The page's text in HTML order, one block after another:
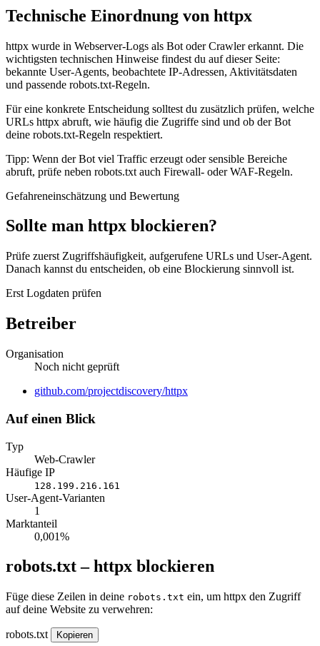
Technische Einordnung von httpx
httpx wurde in Webserver-Logs als Bot oder Crawler erkannt. Die
wichtigsten technischen Hinweise findest du auf dieser Seite:
bekannte User-Agents, beobachtete IP-Adressen, Aktivitätsdaten
und passende robots.txt-Regeln.
Für eine konkrete Entscheidung solltest du zusätzlich prüfen, welche
URLs httpx abruft, wie häufig die Zugriffe sind und ob der Bot
deine robots.txt-Regeln respektiert.
Tipp: Wenn der Bot viel Traffic erzeugt oder sensible Bereiche
abruft, prüfe neben robots.txt auch Firewall- oder WAF-Regeln.
Gefahreneinschätzung und Bewertung
Sollte man httpx blockieren?
Prüfe zuerst Zugriffshäufigkeit, aufgerufene URLs und User-Agent.
Danach kannst du entscheiden, ob eine Blockierung sinnvoll ist.
Erst Logdaten prüfen
Betreiber
Organisation
Noch nicht geprüft
Website
github.com/projectdiscovery/httpx
Auf einen Blick
Typ
Web-Crawler
Häufige IP
128.199.216.161
User-Agent-Varianten
1
Marktanteil
0,001%
robots.txt – httpx blockieren
Füge diese Zeilen in deine robots.txt ein, um httpx den Zugriff
auf deine Website zu verwehren:
robots.txt Kopieren